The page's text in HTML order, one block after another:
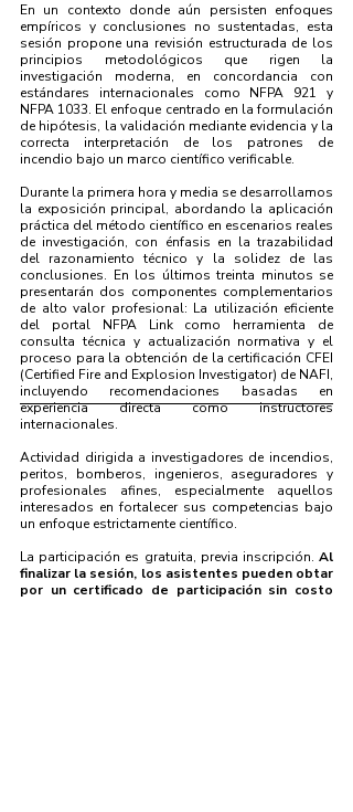
En un contexto donde aún persisten enfoques
empíricos y conclusiones no sustentadas, esta
sesión propone una revisión estructurada de los
principios metodológicos que rigen la
investigación moderna, en concordancia con
estándares internacionales como NFPA 921 y
NFPA 1033. El enfoque centrado en la formulación
de hipótesis, la validación mediante evidencia y la
correcta interpretación de los patrones de
incendio bajo un marco científico verificable.
Durante la primera hora y media se desarrollamos
la exposición principal, abordando la aplicación
práctica del método científico en escenarios reales
de investigación, con énfasis en la trazabilidad
del razonamiento técnico y la solidez de las
conclusiones. En los últimos treinta minutos se
presentarán dos componentes complementarios
de alto valor profesional: La utilización eficiente
del portal NFPA Link como herramienta de
consulta técnica y actualización normativa y el
proceso para la obtención de la certificación CFEI
(Certified Fire and Explosion Investigator) de NAFI,
incluyendo recomendaciones basadas en
experiencia directa como instructores
internacionales.
Actividad dirigida a investigadores de incendios,
peritos, bomberos, ingenieros, aseguradores y
profesionales afines, especialmente aquellos
interesados en fortalecer sus competencias bajo
un enfoque estrictamente científico.
La participación es gratuita, previa inscripción. Al
finalizar la sesión, los asistentes pueden obtar
por un certificado de participación sin costo